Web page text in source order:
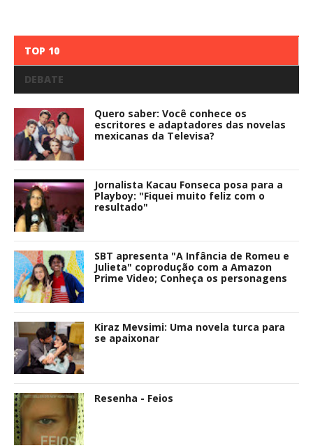
TOP 10
DEBATE
Quero saber: Você conhece os
escritores e adaptadores das novelas
mexicanas da Televisa?
Jornalista Kacau Fonseca posa para a
Playboy: "Fiquei muito feliz com o
resultado"
SBT apresenta "A Infância de Romeu e
Julieta" coprodução com a Amazon
Prime Video; Conheça os personagens
Kiraz Mevsimi: Uma novela turca para
se apaixonar
Resenha - Feios